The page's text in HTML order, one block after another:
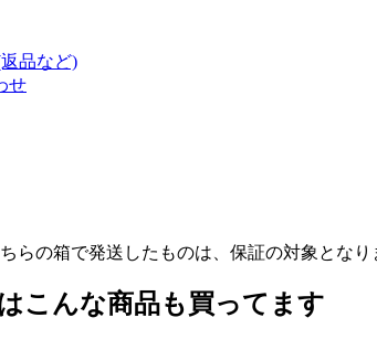
品など)
せ
らの箱で発送したものは、保証の対象となり